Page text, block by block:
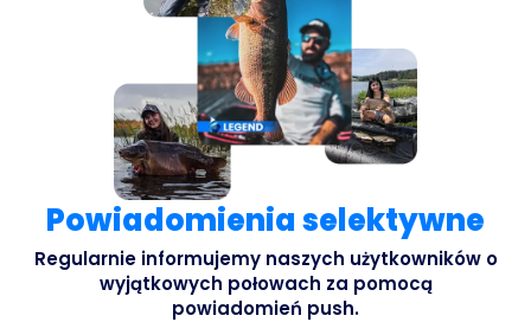
Powiadomienia selektywne
Regularnie informujemy naszych użytkowników o
wyjątkowych połowach za pomocą
powiadomień push.